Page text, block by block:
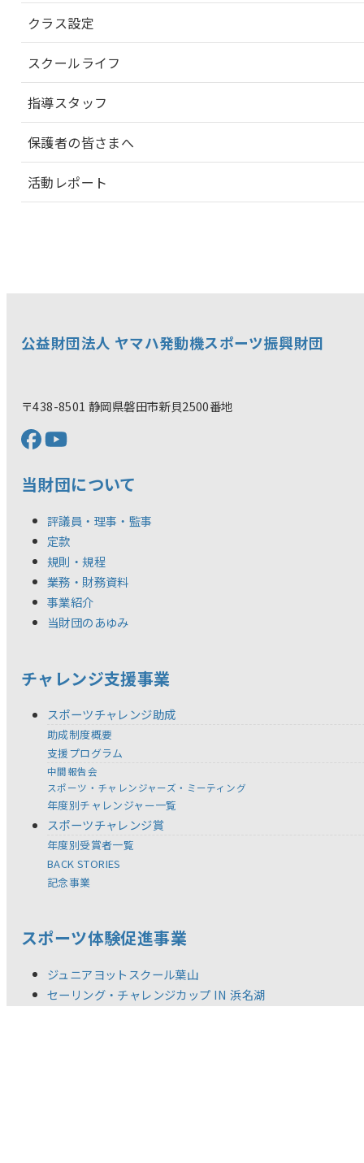
クラス設定
スクールライフ
指導スタッフ
保護者の皆さまへ
活動レポート
公益財団法人 ヤマハ発動機スポーツ振興財団
〒438-8501 静岡県磐田市新貝2500番地
当財団について
評議員・理事・監事
定款
規則・規程
業務・財務資料
事業紹介
当財団のあゆみ
チャレンジ支援事業
スポーツチャレンジ助成
助成制度概要
支援プログラム
中間報告会
スポーツ・チャレンジャーズ・ミーティング
年度別チャレンジャー一覧
スポーツチャレンジ賞
年度別受賞者一覧
BACK STORIES
記念事業
スポーツ体験促進事業
ジュニアヨットスクール葉山
セーリング・チャレンジカップ IN 浜名湖